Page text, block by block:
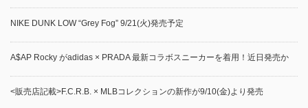
NIKE DUNK LOW “Grey Fog” 9/21(火)発売予定
A$AP Rocky がadidas × PRADA 最新コラボスニーカーを着用！近日発売か
<販売店記載>F.C.R.B. × MLBコレクションの新作が9/10(金)より発売